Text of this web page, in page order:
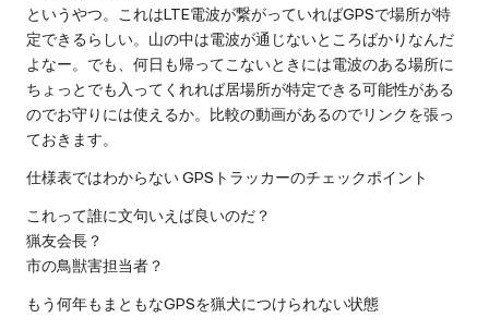
というやつ。これはLTE電波が繋がっていればGPSで場所が特
定できるらしい。山の中は電波が通じないところばかりなんだ
よなー。でも、何日も帰ってこないときには電波のある場所に
ちょっとでも入ってくれれば居場所が特定できる可能性がある
のでお守りには使えるか。比較の動画があるのでリンクを張っ
ておきます。
仕様表ではわからない GPSトラッカーのチェックポイント
これって誰に文句いえば良いのだ？
猟友会長？
市の鳥獣害担当者？
もう何年もまともなGPSを猟犬につけられない状態